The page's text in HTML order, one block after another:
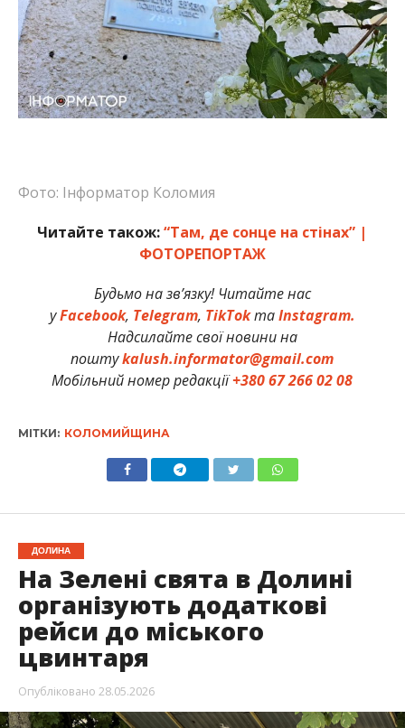
Фото: Інформатор Коломия
Читайте також:“Там, де сонце на стінах” |
ФОТОРЕПОРТАЖ
Будьмо на зв’язку! Читайте нас
уFacebook, Telegram, TikTokтаInstagram.
Надсилайте свої новини на
поштуkalush.informator@gmail.com
Мобільний номер редакції+380 67 266 02 08
МІТКИ: КОЛОМИЙЩИНА
ДОЛИНА
На Зелені свята в Долині
організують додаткові
рейси до міського
цвинтаря
Опубліковано 28.05.2026